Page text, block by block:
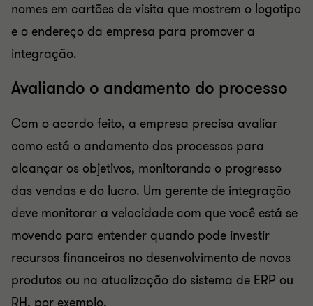
nomes em cartões de visita que mostrem o logotipo
e o endereço da empresa para promover a
integração.
Avaliando o andamento do processo
Com o acordo feito, a empresa precisa avaliar
como está o andamento dos processos para
alcançar os objetivos, monitorando o progresso
das vendas e do lucro. Um gerente de integração
deve monitorar a velocidade com que você está se
movendo para entender quando pode investir
recursos financeiros no desenvolvimento de novos
produtos ou na atualização do sistema de ERP ou
RH, por exemplo.